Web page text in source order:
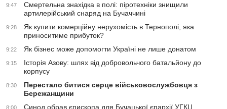
9:47
Смертельна знахідка в полі: піротехніки знищили
артилерійський снаряд на Бучаччині
9:28
Як купити комерційну нерухомість в Тернополі, яка
приноситиме прибуток?
9:22 Як бізнес може допомогти Україні не лише донатом
9:15
Історія Азову: шлях від добровольчого батальйону до
корпусу
8:30
Перестало битися серце військовослужбовця з
Бережанщини
8:00 Синод обрав єпископа для Бучацької єпархії УГКЦ